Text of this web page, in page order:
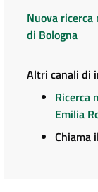
Nuova ricerca
di Bologna
Altri canali di
Ricerca
Emilia
Chiama